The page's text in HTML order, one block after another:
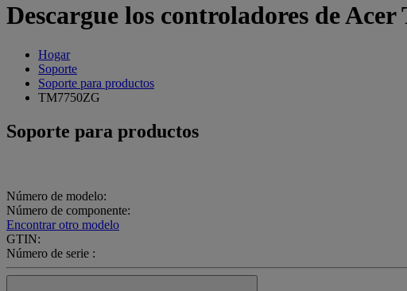
Descargue los controladores de
Hogar
Soporte
Soporte para productos
TM7750ZG
Soporte para productos
Número de modelo:
Número de componente:
Encontrar otro modelo
GTIN:
Número de serie :